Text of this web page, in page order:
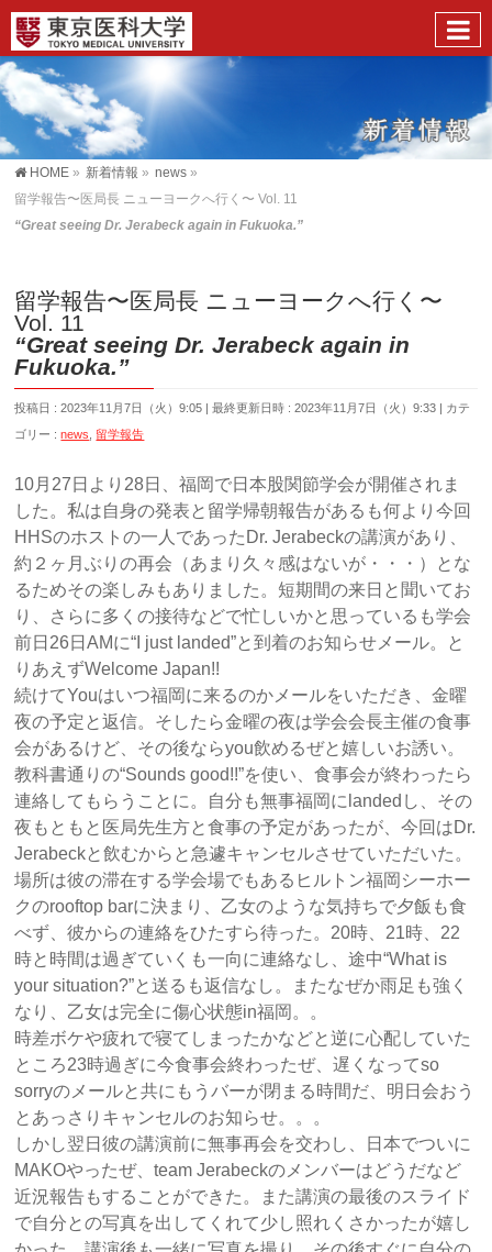
HOME » 新着情報 » news »
留学報告〜医局長 ニューヨークへ行く〜 Vol. 11
“Great seeing Dr. Jerabeck again in Fukuoka.”
留学報告〜医局長 ニューヨークへ行く〜
Vol. 11
“Great seeing Dr. Jerabeck again in
Fukuoka.”
投稿日 : 2023年11月7日（火）9:05 最終更新日時 : 2023年11月7日（火）9:33
カテ
ゴリー :news 留学報告
10月27日より28日、福岡で日本股関節学会が開催されま
した。私は自身の発表と留学帰朝報告があるも何より今回
HHSのホストの一人であったDr. Jerabeckの講演があり、
約２ヶ月ぶりの再会（あまり久々感はないが・・・）とな
るためその楽しみもありました。短期間の来日と聞いてお
り、さらに多くの接待などで忙しいかと思っているも学会
前日26日AMに“I just landed”と到着のお知らせメール。と
りあえずWelcome Japan!!
続けてYouはいつ福岡に来るのかメールをいただき、金曜
夜の予定と返信。そしたら金曜の夜は学会会長主催の食事
会があるけど、その後ならyou飲めるぜと嬉しいお誘い。
教科書通りの“Sounds good!!”を使い、食事会が終わったら
連絡してもらうことに。自分も無事福岡にlandedし、その
夜もともと医局先生方と食事の予定があったが、今回はDr.
Jerabeckと飲むからと急遽キャンセルさせていただいた。
場所は彼の滞在する学会場でもあるヒルトン福岡シーホー
クのrooftop barに決まり、乙女のような気持ちで夕飯も食
べず、彼からの連絡をひたすら待った。20時、21時、22
時と時間は過ぎていくも一向に連絡なし、途中“What is
your situation?”と送るも返信なし。またなぜか雨足も強く
なり、乙女は完全に傷心状態in福岡。。
時差ボケや疲れで寝てしまったかなどと逆に心配していた
ところ23時過ぎに今食事会終わったぜ、遅くなってso
sorryのメールと共にもうバーが閉まる時間だ、明日会おう
とあっさりキャンセルのお知らせ。。。
しかし翌日彼の講演前に無事再会を交わし、日本でついに
MAKOやったぜ、team Jerabeckのメンバーはどうだなど
近況報告もすることができた。また講演の最後のスライド
で自分との写真を出してくれて少し照れくさかったが嬉し